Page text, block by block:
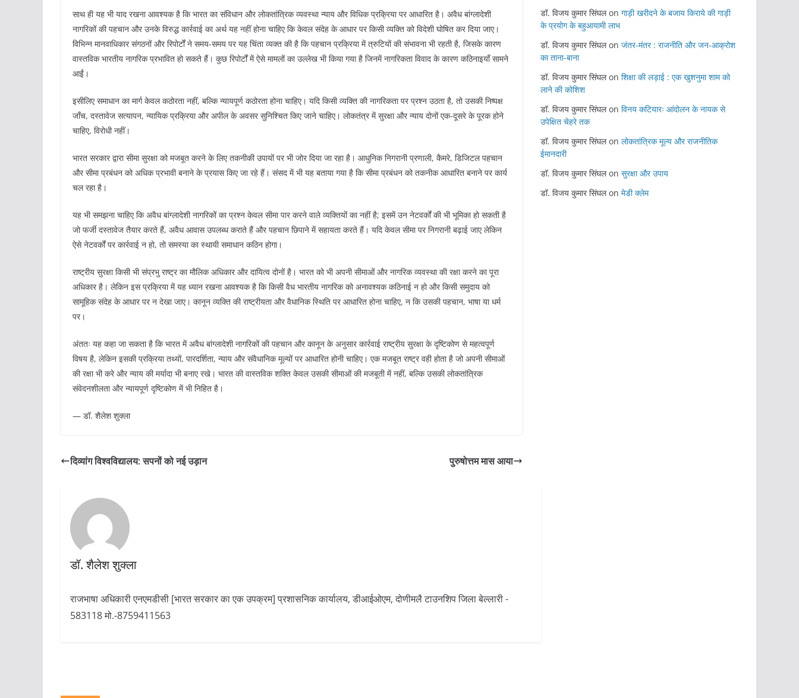
साथ ही यह भी याद रखना आवश्यक है कि भारत का संविधान और लोकतांत्रिक व्यवस्था न्याय और विधिक प्रक्रिया पर आधारित है। अवैध बांग्लादेशी
नागरिकों की पहचान और उनके विरुद्ध कार्रवाई का अर्थ यह नहीं होना चाहिए कि केवल संदेह के आधार पर किसी व्यक्ति को विदेशी घोषित कर दिया जाए।
विभिन्न मानवाधिकार संगठनों और रिपोर्टों ने समय-समय पर यह चिंता व्यक्त की है कि पहचान प्रक्रिया में त्रुटियों की संभावना भी रहती है, जिसके कारण
वास्तविक भारतीय नागरिक प्रभावित हो सकते हैं। कुछ रिपोर्टों में ऐसे मामलों का उल्लेख भी किया गया है जिनमें नागरिकता विवाद के कारण कठिनाइयाँ सामने
आईं।
इसीलिए समाधान का मार्ग केवल कठोरता नहीं, बल्कि न्यायपूर्ण कठोरता होना चाहिए। यदि किसी व्यक्ति की नागरिकता पर प्रश्न उठता है, तो उसकी निष्पक्ष
जाँच, दस्तावेज सत्यापन, न्यायिक प्रक्रिया और अपील के अवसर सुनिश्चित किए जाने चाहिए। लोकतंत्र में सुरक्षा और न्याय दोनों एक-दूसरे के पूरक होने
चाहिए, विरोधी नहीं।
भारत सरकार द्वारा सीमा सुरक्षा को मजबूत करने के लिए तकनीकी उपायों पर भी जोर दिया जा रहा है। आधुनिक निगरानी प्रणाली, कैमरे, डिजिटल पहचान
और सीमा प्रबंधन को अधिक प्रभावी बनाने के प्रयास किए जा रहे हैं। संसद में भी यह बताया गया है कि सीमा प्रबंधन को तकनीक आधारित बनाने पर कार्य
चल रहा है।
यह भी समझना चाहिए कि अवैध बांग्लादेशी नागरिकों का प्रश्न केवल सीमा पार करने वाले व्यक्तियों का नहीं है; इसमें उन नेटवर्कों की भी भूमिका हो सकती है
जो फर्जी दस्तावेज तैयार करते हैं, अवैध आवास उपलब्ध कराते हैं और पहचान छिपाने में सहायता करते हैं। यदि केवल सीमा पर निगरानी बढ़ाई जाए लेकिन
ऐसे नेटवर्कों पर कार्रवाई न हो, तो समस्या का स्थायी समाधान कठिन होगा।
राष्ट्रीय सुरक्षा किसी भी संप्रभु राष्ट्र का मौलिक अधिकार और दायित्व दोनों है। भारत को भी अपनी सीमाओं और नागरिक व्यवस्था की रक्षा करने का पूरा
अधिकार है। लेकिन इस प्रक्रिया में यह ध्यान रखना आवश्यक है कि किसी वैध भारतीय नागरिक को अनावश्यक कठिनाई न हो और किसी समुदाय को
सामूहिक संदेह के आधार पर न देखा जाए। कानून व्यक्ति की राष्ट्रीयता और वैधानिक स्थिति पर आधारित होना चाहिए, न कि उसकी पहचान, भाषा या धर्म
पर।
अंततः यह कहा जा सकता है कि भारत में अवैध बांग्लादेशी नागरिकों की पहचान और कानून के अनुसार कार्रवाई राष्ट्रीय सुरक्षा के दृष्टिकोण से महत्वपूर्ण
विषय है, लेकिन इसकी प्रक्रिया तथ्यों, पारदर्शिता, न्याय और संवैधानिक मूल्यों पर आधारित होनी चाहिए। एक मजबूत राष्ट्र वही होता है जो अपनी सीमाओं
की रक्षा भी करे और न्याय की मर्यादा भी बनाए रखे। भारत की वास्तविक शक्ति केवल उसकी सीमाओं की मजबूती में नहीं, बल्कि उसकी लोकतांत्रिक
संवेदनशीलता और न्यायपूर्ण दृष्टिकोण में भी निहित है।
— डॉ. शैलेश शुक्ला
दिव्यांग विश्वविद्यालय: सपनों को नई उड़ान पुरुषोत्तम मास आया
डॉ. शैलेश शुक्ला
राजभाषा अधिकारी एनएमडीसी [भारत सरकार का एक उपक्रम] प्रशासनिक कार्यालय, डीआईओएम, दोणीमलै टाउनशिप जिला बेल्लारी -
583118 मो.-8759411563
डॉ. विजय कुमार सिंघलon गाड़ी खरीदने के बजाय किराये की गाड़ी
के प्रयोग के बहुआयामी लाभ
डॉ. विजय कुमार सिंघलon जंतर-मंतर : राजनीति और जन-आक्रोश
का ताना-बाना
डॉ. विजय कुमार सिंघलon शिक्षा की लड़ाई : एक खुशनुमा शाम को
लाने की कोशिश
डॉ. विजय कुमार सिंघलon विनय कटियारः आंदोलन के नायक से
उपेक्षित चेहरे तक
डॉ. विजय कुमार सिंघलon लोकतांत्रिक मूल्य और राजनीतिक
ईमानदारी
डॉ. विजय कुमार सिंघलon सुरक्षा और उपाय
डॉ. विजय कुमार सिंघलon मेडी क्लेम